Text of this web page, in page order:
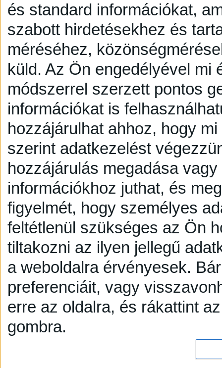
és standard információkat,
szabott hirdetésekhez és
méréséhez,
küld. Az Ön engedélyével mi
módszerrel szerzett pontos
információkat is
hozzájárulhat ahhoz, hogy
szerint adatkezelést
hozzájárulás megadása
információkhoz juthat, és
figyelmét, hogy személyes
feltétlenül szükséges az Ön
tiltakozni az ilyen jellegű
a weboldalra érvényesek.
preferenciáit, vagy
erre az oldalra, és rákattint
gombra.